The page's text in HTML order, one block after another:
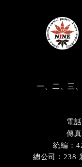
一、二、三
電
傳
統編：
總公司：238